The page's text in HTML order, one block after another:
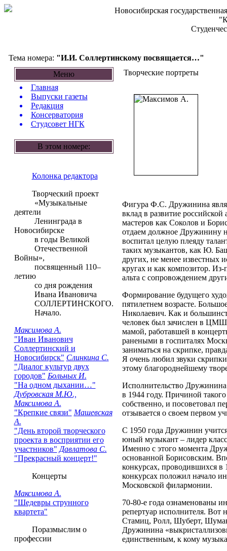
Новосибирская
Тема номера: "И.И. Соллертинскому посвящается…"
Меню
Главная
Выпуски газеты
Редакция
Консерватория
Студсовет НГК
В этом номере:
Колонка редактора
Творческий проект
«Музыкальные
деятели
Ленинграда в
Новосибирске
в годы Великой
Отечественной
Войны»,
посвященный 110–
летию
со дня рождения
Ивана Ивановича
СОЛЛЕРТИНСКОГО.
Начало.
Максимова А.
"Иван Иванович
Соллертинский и
Новосибирск" Слинкина С.
"Диалог культур двух
городов" Больных И.
"На одном дыхании…"
Дубровская М.Ю.,
Максимова А.
"Крепкие связи" Машевская
А.
"День второй творческого
проекта в восприятии его
участников" Давлатова С.
"Прекрасный концерт!"
Концерты
Максимова А.
"Шедевры струнного
квартета"
Поразмыслим о
профессии
Творческие портреты
Фигура Ф.C. Дружинина
вклад в развитие
мастеров как Соколов и
отдаем должное Дружинину
воспитал целую плеяду
таких музыкантов, как Ю.
других, не менее
кругах и как композитор.
альта с сопровождением
Формирование будущего
пятилетнем возрасте.
Николаевич. Как и
человек был зачислен в
мамой, работавшей в
ранеными в госпиталях
заниматься на скрипке,
Я очень любил звуки
этому благороднейшему
Исполнительство Дружинина
в 1944 году. Причиной
собственно, и посоветовал
отзывается о своем первом
С 1950 года Дружинин
юный музыкант – лидер
Именно с этого момента
основанной Борисовским.
конкурсах, проводившихся в
конкурсах положил начало
Московской филармонии.
70-80-е года ознаменованы
репертуар исполнителя. Вот
Стамиц, Ролл, Шуберт,
Дружинина
единственным, к кому